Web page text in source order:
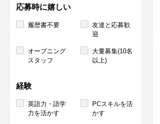
応募時に嬉しい
履歴書不要
友達と応募歓
迎
オープニング
スタッフ
大量募集(10名
以上)
経験
英語力・語学
力を活かす
PCスキルを活
かす